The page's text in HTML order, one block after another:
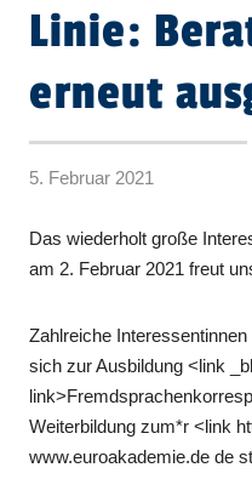
Linie:
erneut
5. Februar 2021
Das wiederholt große
am 2. Februar 2021 freut
Zahlreiche
sich zur Ausbildung <link
Weiterbildung zum*r <link
www.euroakademie.de de